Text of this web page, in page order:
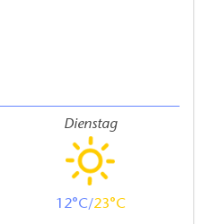
Dienstag
12 23